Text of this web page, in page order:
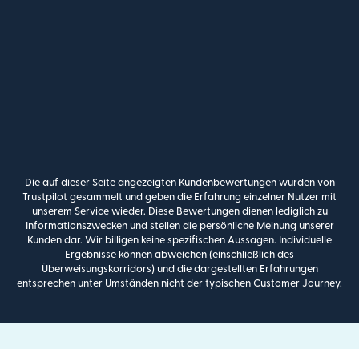
Die auf dieser Seite angezeigten Kundenbewertungen wurden von
Trustpilot gesammelt und geben die Erfahrung einzelner Nutzer mit
unserem Service wieder. Diese Bewertungen dienen lediglich zu
Informationszwecken und stellen die persönliche Meinung unserer
Kunden dar. Wir billigen keine spezifischen Aussagen. Individuelle
Ergebnisse können abweichen (einschließlich des
Überweisungskorridors) und die dargestellten Erfahrungen
entsprechen unter Umständen nicht der typischen Customer Journey.